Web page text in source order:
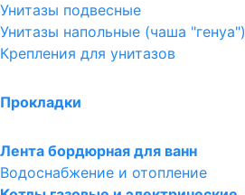
Унитазы подвесные
Унитазы напольные (чаша "генуа")
Крепления для унитазов
Прокладки
Лента бордюрная для ванн
Водоснабжение и отопление